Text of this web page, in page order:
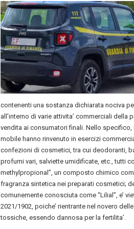
contenenti una sostanza dichiarata nociva
all’interno di varie attivita’ commerciali della
vendita ai consumatori finali. Nello specifico,
mobile hanno rinvenuto in esercizi
confezioni di cosmetici, tra cui deodoranti,
profumi vari, salviette umidificate, etc., tutti
methylpropional”, un composto chimico
fragranza sintetica nei preparati cosmetici;
comunemente conosciuta come “Lilial”, e’
2021/1902, poiche’ rientrante nel novero
tossiche, essendo dannosa per la fertilita’.